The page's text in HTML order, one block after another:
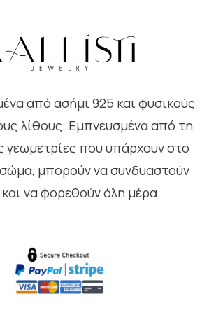
από ασήμι 925 και φυσικούς
λίθους. Εμπνευσμένα από τη
γεωμετρίες που υπάρχουν στο
μπορούν να συνδυαστούν
να φορεθούν όλη μέρα.